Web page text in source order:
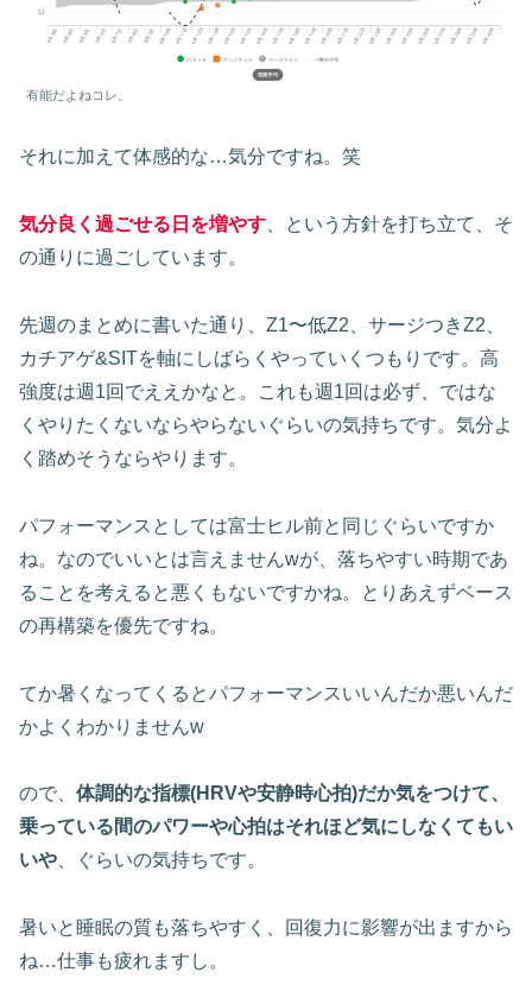
有能だよねコレ。
それに加えて体感的な…気分ですね。笑
気分良く過ごせる日を増やす 、という方針を打ち立て、そ
の通りに過ごしています。
先週のまとめに書いた通り、Z1〜低Z2、サージつきZ2、
カチアゲ&SITを軸にしばらくやっていくつもりです。高
強度は週1回でええかなと。これも週1回は必ず、ではな
くやりたくないならやらないぐらいの気持ちです。気分よ
く踏めそうならやります。
パフォーマンスとしては富士ヒル前と同じぐらいですか
ね。なのでいいとは言えませんwが、落ちやすい時期であ
ることを考えると悪くもないですかね。とりあえずベース
の再構築を優先ですね。
てか暑くなってくるとパフォーマンスいいんだか悪いんだ
かよくわかりませんw
ので、 体調的な指標(HRVや安静時心拍)だか気をつけて、
乗っている間のパワーや心拍はそれほど気にしなくてもい
いや 、ぐらいの気持ちです。
暑いと睡眠の質も落ちやすく、回復力に影響が出ますから
ね…仕事も疲れますし。